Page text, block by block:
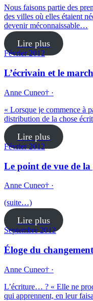
Nous faisons partie des
des villes où elles étaient
devenir méconnaissable…
Lire plus
Février 2012
L’écrivain et le
Anne Cuneo† ·
« Lorsque je commence à
distribution de la chose
Lire plus
Février 2012
Le point de vue de
Anne Cuneo† ·
(suite…)
Lire plus
Septembre 2012
Éloge du changement
Anne Cuneo† ·
L’écriture… ? « Elle ne
qui apprennent, en leur